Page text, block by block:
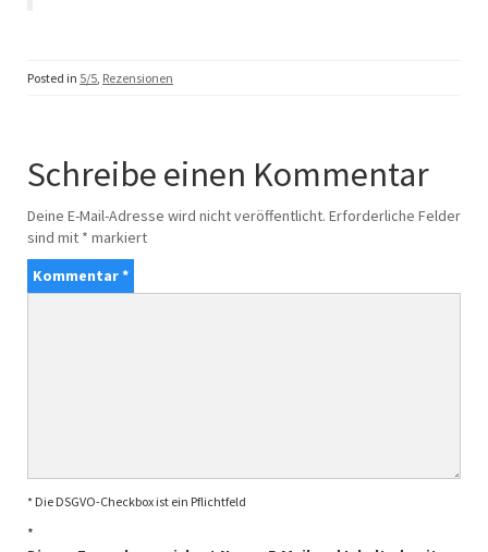
Posted in 5/5 Rezensionen
Schreibe einen Kommentar
Deine E-Mail-Adresse wird nicht veröffentlicht. Erforderliche Felder
sind mit * markiert
Kommentar*
* Die DSGVO-Checkbox ist ein Pflichtfeld
*